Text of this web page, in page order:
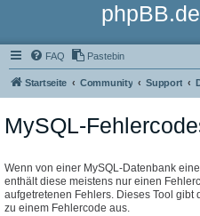
phpBB.de
FAQ Pastebin
Startseite Community Support
MySQL-
Wenn von einer MySQL-Datenbank
enthält diese meistens nur einen
aufgetretenen Fehlers. Dieses Tool
zu einem Fehlercode aus.